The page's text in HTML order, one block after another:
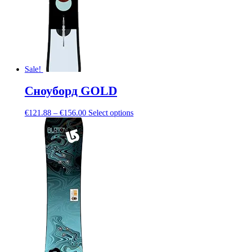
Sale!
Сноуборд GOLD
€121.88 – €156.00 Select options